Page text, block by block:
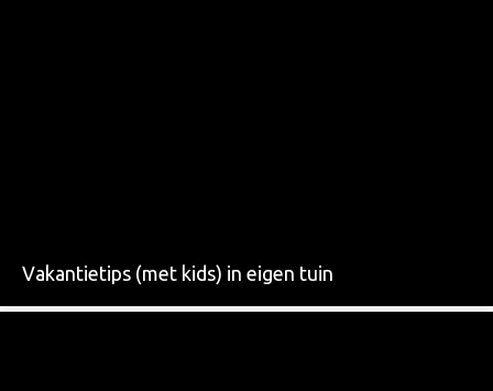
Vakantietips (met kids) in eigen tuin